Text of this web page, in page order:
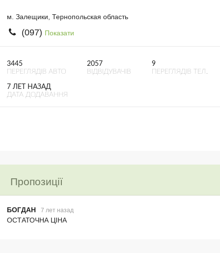
м. Залещики, Тернопольская область
(097) Показати
3445
ПЕРЕГЛЯДІВ АВТО
2057
ВІДВІДУВАЧІВ
9
ПЕРЕГЛЯДІВ ТЕЛ.
7 ЛЕТ НАЗАД
ДАТА ДОДАВАННЯ
Пропозиції
БОГДАН 7 лет назад
ОСТАТОЧНА ЦІНА